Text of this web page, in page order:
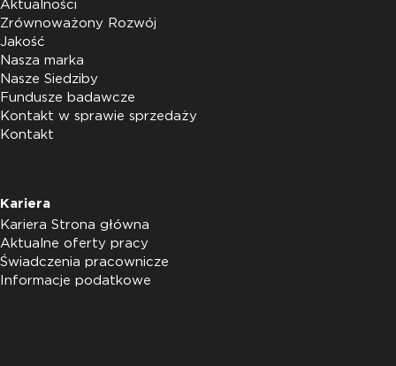
Aktualności
Zrównoważony Rozwój
Jakość
Nasza marka
Nasze Siedziby
Fundusze badawcze
Kontakt w sprawie sprzedaży
Kontakt
Kariera
Kariera Strona główna
Aktualne oferty pracy
Świadczenia pracownicze
Informacje podatkowe